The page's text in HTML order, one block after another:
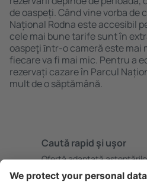
de oaspeți. Când vine vorba de
Național Rodna este accesibil
cele mai bune tarife sunt în
oaspeţi ȋntr-o cameră este mai
fiecare va fi mai mic. Pentru a
rezervați cazare în Parcul
mult de o săptămână.
Caută rapid şi uşor
Ofertă adaptată